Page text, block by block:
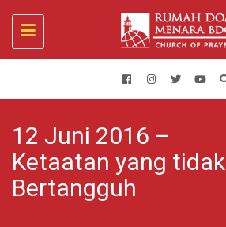
Toggle
navigation
12 Juni 2016 –
Ketaatan yang tidak
Bertangguh